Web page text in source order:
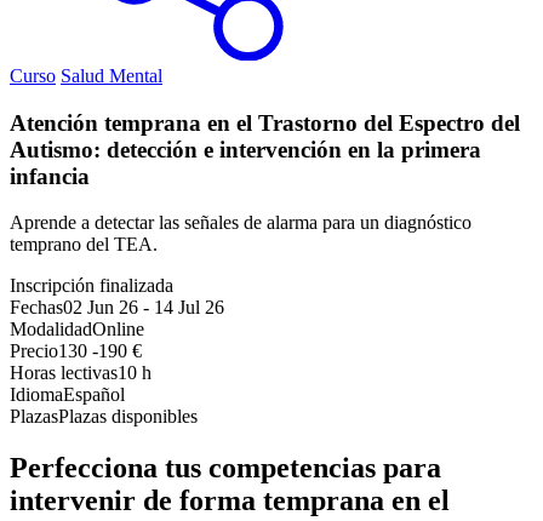
Curso Salud Mental
Atención temprana en el Trastorno del Espectro del
Autismo: detección e intervención en la primera
infancia
Aprende a detectar las señales de alarma para un diagnóstico
temprano del TEA.
Inscripción finalizada
Fechas02 Jun 26 - 14 Jul 26
ModalidadOnline
Precio130 -190 €
Horas lectivas10 h
IdiomaEspañol
PlazasPlazas disponibles
Perfecciona tus competencias para
intervenir de forma temprana en el